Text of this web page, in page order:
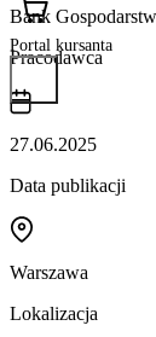
Portal kursanta
Bank
Pracodawca
27.06.2025
Data publikacji
Warszawa
Lokalizacja